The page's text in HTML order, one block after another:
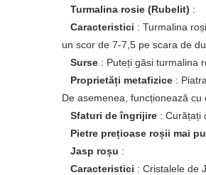
Turmalina rosie (Rubelit) :
Caracteristici : Turmalina
un scor de 7-7,5 pe scara de
Surse : Puteți găsi turmalina
Proprietăți metafizice :
De asemenea, funcționează
Sfaturi de îngrijire : Curățați
Pietre prețioase roșii mai
Jasp roșu :
Caracteristici : Cristalele de